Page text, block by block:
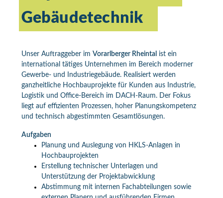
Gebäudetechnik
Unser Auftraggeber im Vorarlberger Rheintal ist ein
international tätiges Unternehmen im Bereich moderner
Gewerbe- und Industriegebäude. Realisiert werden
ganzheitliche Hochbauprojekte für Kunden aus Industrie,
Logistik und Office-Bereich im DACH-Raum. Der Fokus
liegt auf effizienten Prozessen, hoher Planungskompetenz
und technisch abgestimmten Gesamtlösungen.
Aufgaben
Planung und Auslegung von HKLS-Anlagen in
Hochbauprojekten
Erstellung technischer Unterlagen und
Unterstützung der Projektabwicklung
Abstimmung mit internen Fachabteilungen sowie